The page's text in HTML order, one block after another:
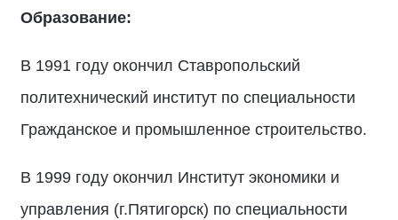
Образование:
В 1991 году окончил Ставропольский
политехнический институт по специальности
Гражданское и промышленное строительство.
В 1999 году окончил Институт экономики и
управления (г.Пятигорск) по специальности